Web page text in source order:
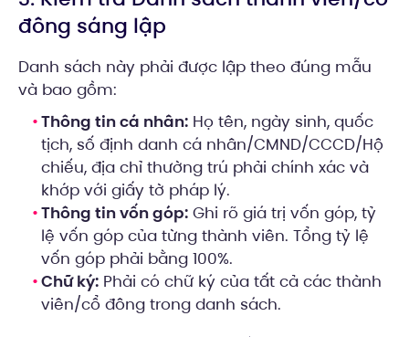
đông sáng lập
Danh sách này phải được lập theo đúng mẫu
và bao gồm:
Thông tin cá nhân: Họ tên, ngày sinh, quốc
tịch, số định danh cá nhân/CMND/CCCD/Hộ
chiếu, địa chỉ thường trú phải chính xác và
khớp với giấy tờ pháp lý.
Thông tin vốn góp: Ghi rõ giá trị vốn góp, tỷ
lệ vốn góp của từng thành viên. Tổng tỷ lệ
vốn góp phải bằng 100%.
Chữ ký: Phải có chữ ký của tất cả các thành
viên/cổ đông trong danh sách.